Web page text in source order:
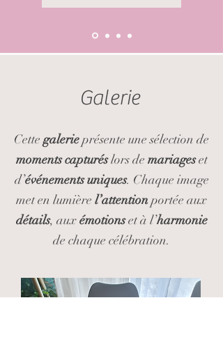
Galerie
Cettegalerieprésente une sélection de
moments capturéslors de mariageset
d’événements uniques. Chaque image
met en lumière l’attentionportée aux
détails, auxémotionset à l’harmonie
de chaque célébration.